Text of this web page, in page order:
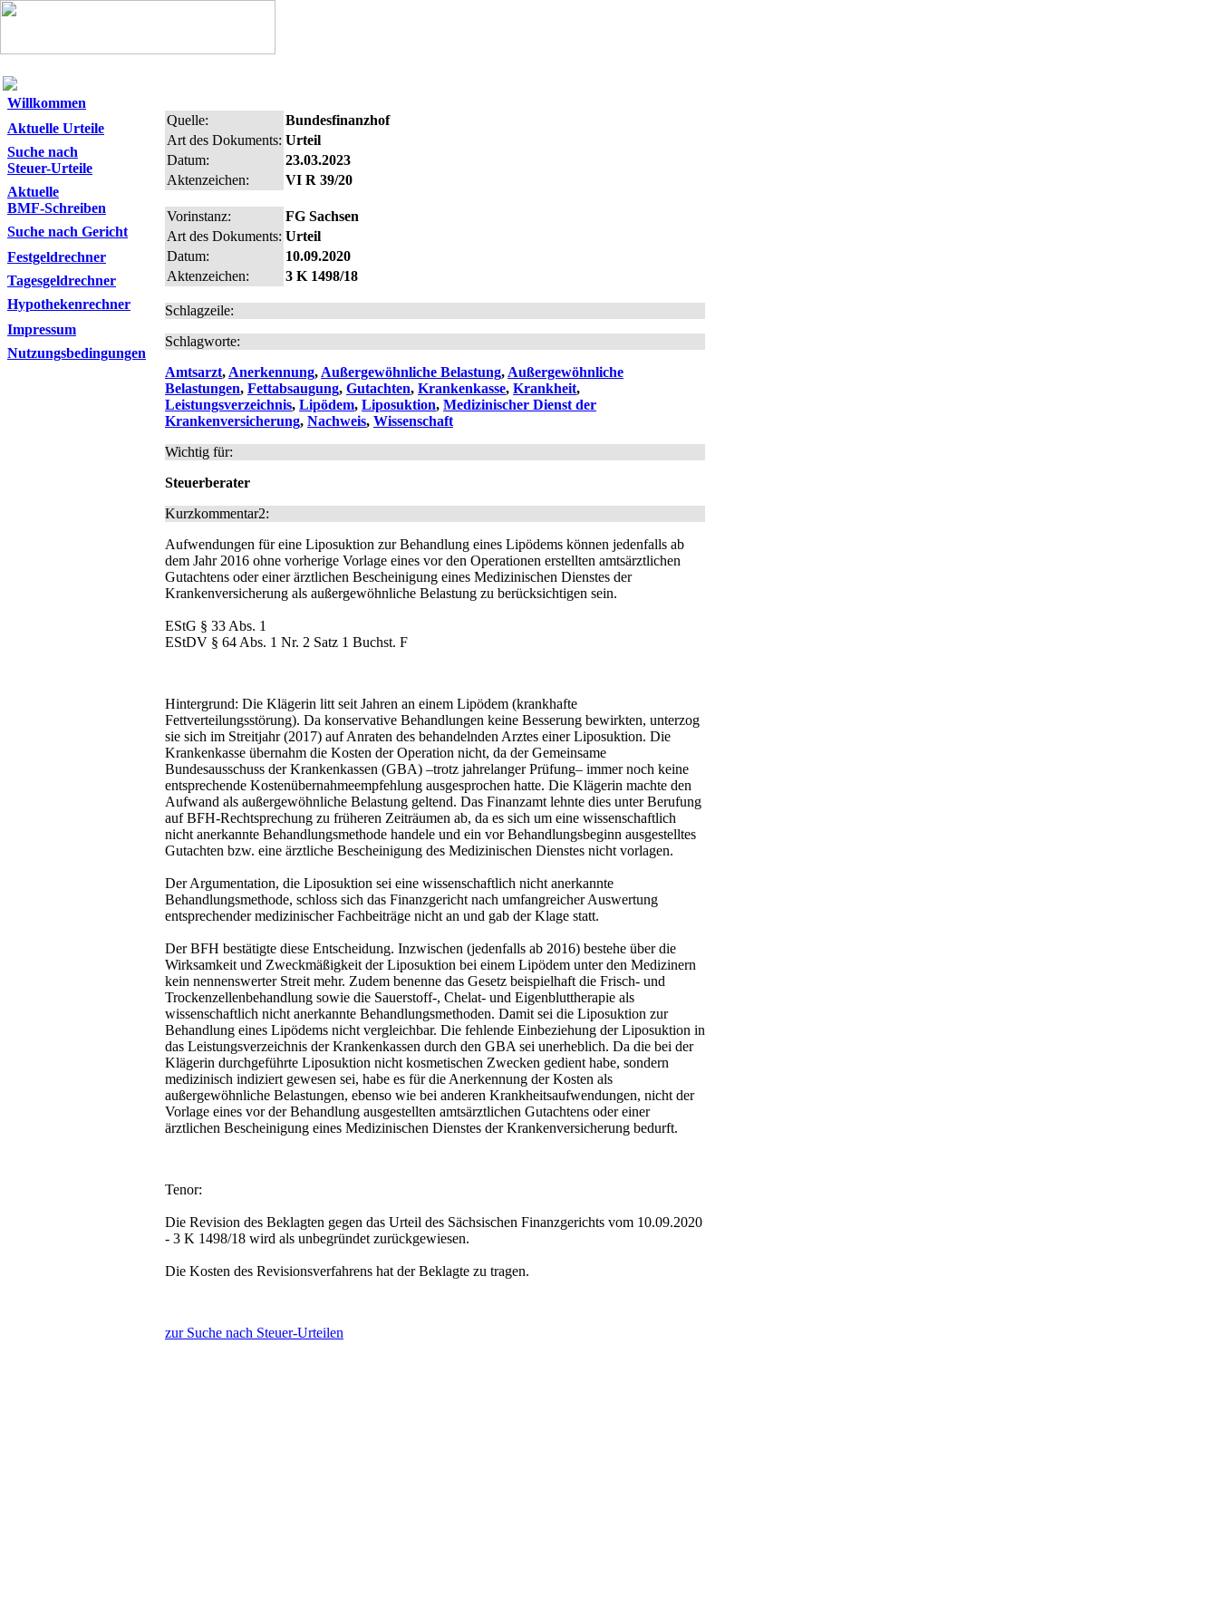
Willkommen
Aktuelle Urteile
Suche nach
Steuer-Urteile
Aktuelle
BMF-Schreiben
Suche nach Gericht
Festgeldrechner
Tagesgeldrechner
Hypothekenrechner
Impressum
Nutzungsbedingungen
Quelle:
Bundesfinanzhof
Art des Dokuments: Urteil
Datum:
23.03.2023
Aktenzeichen:
VI R 39/20
Vorinstanz:
FG Sachsen
Art des Dokuments: Urteil
Datum:
10.09.2020
Aktenzeichen:
3 K 1498/18
Schlagzeile:
Schlagworte:
Amtsarzt, Anerkennung, Außergewöhnliche Belastung, Außergewöhnliche
Belastungen, Fettabsaugung, Gutachten, Krankenkasse, Krankheit,
Leistungsverzeichnis, Lipödem, Liposuktion, Medizinischer Dienst der
Krankenversicherung, Nachweis, Wissenschaft
Wichtig für:
Steuerberater
Kurzkommentar2:
Aufwendungen für eine Liposuktion zur Behandlung eines Lipödems können jedenfalls ab
dem Jahr 2016 ohne vorherige Vorlage eines vor den Operationen erstellten amtsärztlichen
Gutachtens oder einer ärztlichen Bescheinigung eines Medizinischen Dienstes der
Krankenversicherung als außergewöhnliche Belastung zu berücksichtigen sein.
EStG § 33 Abs. 1
EStDV § 64 Abs. 1 Nr. 2 Satz 1 Buchst. F
Hintergrund: Die Klägerin litt seit Jahren an einem Lipödem (krankhafte
Fettverteilungsstörung). Da konservative Behandlungen keine Besserung bewirkten, unterzog
sie sich im Streitjahr (2017) auf Anraten des behandelnden Arztes einer Liposuktion. Die
Krankenkasse übernahm die Kosten der Operation nicht, da der Gemeinsame
Bundesausschuss der Krankenkassen (GBA) –trotz jahrelanger Prüfung– immer noch keine
entsprechende Kostenübernahmeempfehlung ausgesprochen hatte. Die Klägerin machte den
Aufwand als außergewöhnliche Belastung geltend. Das Finanzamt lehnte dies unter Berufung
auf BFH-Rechtsprechung zu früheren Zeiträumen ab, da es sich um eine wissenschaftlich
nicht anerkannte Behandlungsmethode handele und ein vor Behandlungsbeginn ausgestelltes
Gutachten bzw. eine ärztliche Bescheinigung des Medizinischen Dienstes nicht vorlagen.
Der Argumentation, die Liposuktion sei eine wissenschaftlich nicht anerkannte
Behandlungsmethode, schloss sich das Finanzgericht nach umfangreicher Auswertung
entsprechender medizinischer Fachbeiträge nicht an und gab der Klage statt.
Der BFH bestätigte diese Entscheidung. Inzwischen (jedenfalls ab 2016) bestehe über die
Wirksamkeit und Zweckmäßigkeit der Liposuktion bei einem Lipödem unter den Medizinern
kein nennenswerter Streit mehr. Zudem benenne das Gesetz beispielhaft die Frisch- und
Trockenzellenbehandlung sowie die Sauerstoff-, Chelat- und Eigenbluttherapie als
wissenschaftlich nicht anerkannte Behandlungsmethoden. Damit sei die Liposuktion zur
Behandlung eines Lipödems nicht vergleichbar. Die fehlende Einbeziehung der Liposuktion in
das Leistungsverzeichnis der Krankenkassen durch den GBA sei unerheblich. Da die bei der
Klägerin durchgeführte Liposuktion nicht kosmetischen Zwecken gedient habe, sondern
medizinisch indiziert gewesen sei, habe es für die Anerkennung der Kosten als
außergewöhnliche Belastungen, ebenso wie bei anderen Krankheitsaufwendungen, nicht der
Vorlage eines vor der Behandlung ausgestellten amtsärztlichen Gutachtens oder einer
ärztlichen Bescheinigung eines Medizinischen Dienstes der Krankenversicherung bedurft.
Tenor:
Die Revision des Beklagten gegen das Urteil des Sächsischen Finanzgerichts vom 10.09.2020
- 3 K 1498/18 wird als unbegründet zurückgewiesen.
Die Kosten des Revisionsverfahrens hat der Beklagte zu tragen.
zur Suche nach Steuer-Urteilen